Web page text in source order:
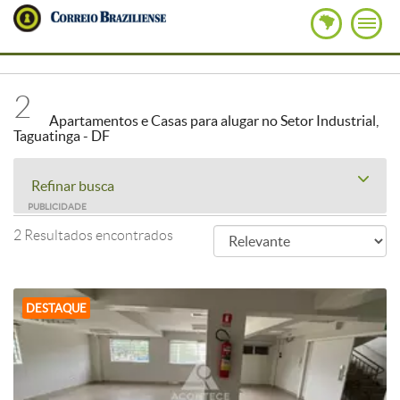
2
Apartamentos e Casas para alugar no Setor Industrial,
Taguatinga - DF
Refinar busca
PUBLICIDADE
2 Resultados encontrados
DESTAQUE